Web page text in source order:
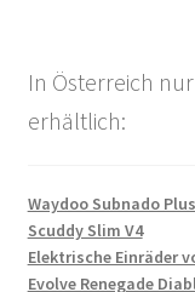
In Österreich
erhältlich:
Waydoo Subnado Plus
Scuddy Slim V4
Elektrische Einräder
Evolve Renegade